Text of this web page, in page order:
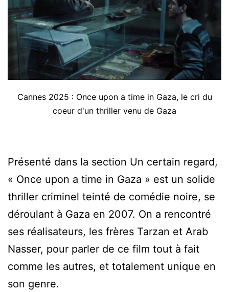
Cannes 2025 : Once upon a time in Gaza, le cri du
coeur d'un thriller venu de Gaza
Présenté dans la section Un certain regard,
« Once upon a time in Gaza » est un solide
thriller criminel teinté de comédie noire, se
déroulant à Gaza en 2007. On a rencontré
ses réalisateurs, les frères Tarzan et Arab
Nasser, pour parler de ce film tout à fait
comme les autres, et totalement unique en
son genre.